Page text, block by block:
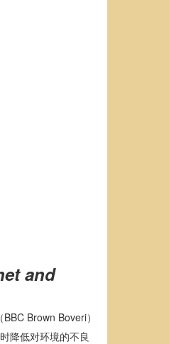
and
Brown Boveri）
降低对环境的不良